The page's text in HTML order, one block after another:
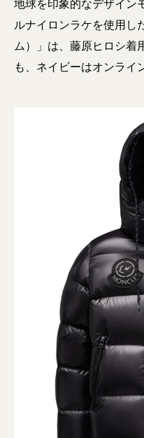
地球を印象的なデザイン
ルナイロンラケを使用し
ム）」は、藤原ヒロシ着
も、ネイビーはオンライ